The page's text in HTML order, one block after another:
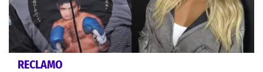
RECLAMO